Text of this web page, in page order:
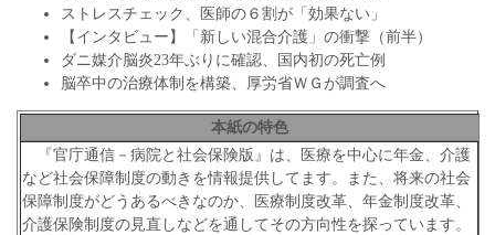
ストレスチェック、医師の６割が「効果ない」
【インタビュー】「新しい混合介護」の衝撃（前半）
ダニ媒介脳炎23年ぶりに確認、国内初の死亡例
脳卒中の治療体制を構築、厚労省ＷＧが調査へ
本紙の特色
『官庁通信－病院と社会保険版』は、医療を中心に年金、介護
など社会保障制度の動きを情報提供してます。また、将来の社会
保障制度がどうあるべきなのか、医療制度改革、年金制度改革、
介護保険制度の見直しなどを通してその方向性を探っています。